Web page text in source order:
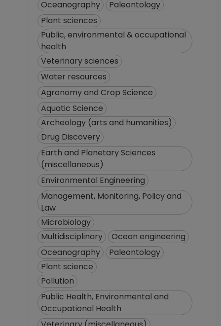
Oceanography
Paleontology
Plant sciences
Public, environmental & occupational
health
Veterinary sciences
Water resources
Agronomy and Crop Science
Aquatic Science
Archeology (arts and humanities)
Drug Discovery
Earth and Planetary Sciences
(miscellaneous)
Environmental Engineering
Management, Monitoring, Policy and
Law
Microbiology
Multidisciplinary
Ocean engineering
Oceanography
Paleontology
Plant science
Pollution
Public Health, Environmental and
Occupational Health